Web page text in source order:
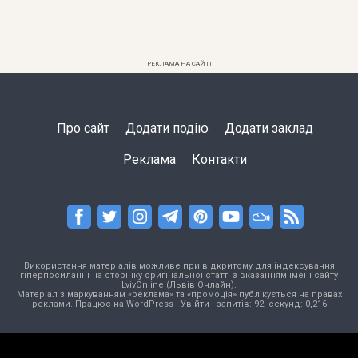
РЕКЛАМА НА САЙТІ
Про сайт Додати подію Додати заклад
Реклама Контакти
Використання матеріалів можливе при відкритому для індексування
гіперпосиланні на сторінку оригінальної статті з вказанням імені сайту
LvivOnline (Львів Онлайн).
Матеріал з маркуванням «реклама» та «промоція» публікується на правах
реклами. Працює на WordPress| Увійти | запитів: 92, секунд: 0,216